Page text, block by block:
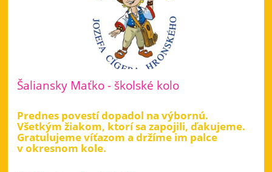
Šaliansky Maťko - školské kolo
Prednes povestí dopadol na výbornú.
Všetkým žiakom, ktorí sa zapojili, ďakujeme.
Gratulujeme víťazom a držíme im palce
v okresnom kole.